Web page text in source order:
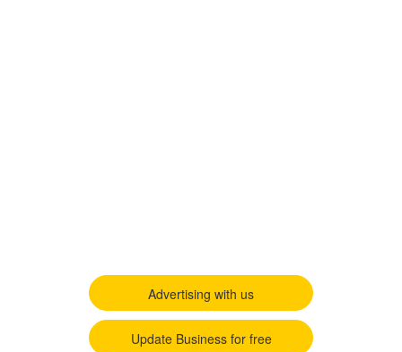
Advertising with us
Update Business for free